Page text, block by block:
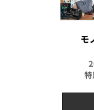
モ
特